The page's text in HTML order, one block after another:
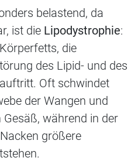
belastend, da
ist die Lipodystrophie:
die
des Lipid- und des
Oft schwindet
der Wangen und
während in der
größere